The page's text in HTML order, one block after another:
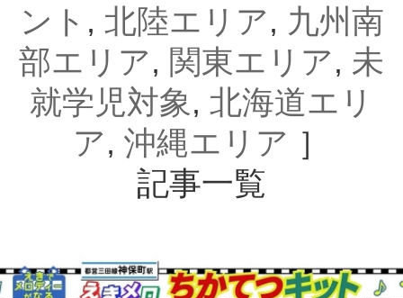
ント , 北陸エリア, 九州南
部エリア, 関東エリア, 未
就学児対象, 北海道エリ
ア, 沖縄エリア ］
記事一覧